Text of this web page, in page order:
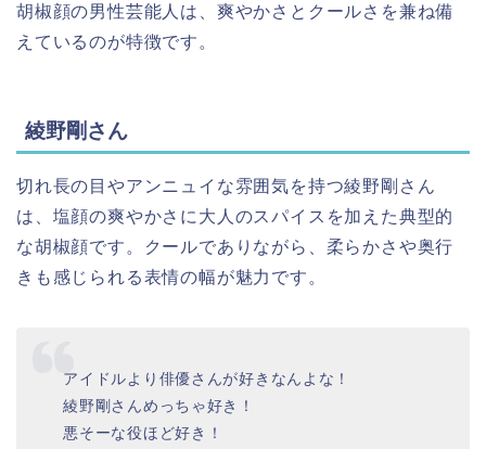
胡椒顔の男性芸能人は、爽やかさとクールさを兼ね備
えているのが特徴です。
綾野剛さん
切れ長の目やアンニュイな雰囲気を持つ綾野剛さん
は、塩顔の爽やかさに大人のスパイスを加えた典型的
な胡椒顔です。クールでありながら、柔らかさや奥行
きも感じられる表情の幅が魅力です。
アイドルより俳優さんが好きなんよな！
綾野剛さんめっちゃ好き！
悪そーな役ほど好き！